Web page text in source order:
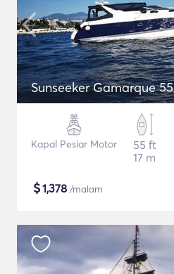
Sunseeker Gamarque 55
Kapal Pesiar Motor
55 ft
17 m
$1,378 /malam